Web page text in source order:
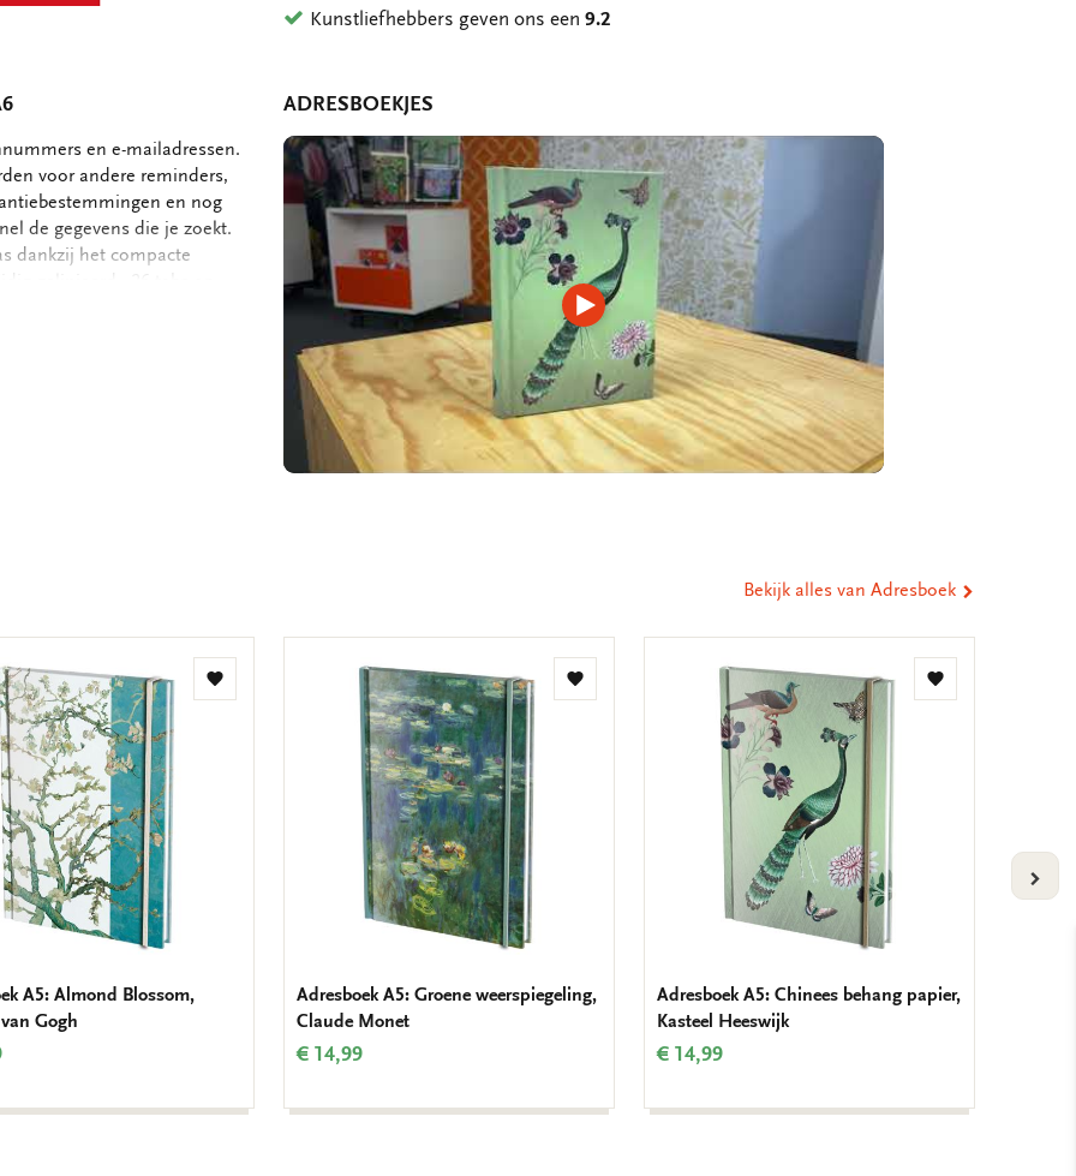
Kunstliefhebbers geven ons een9.2
en e-mailadressen.
voor andere reminders,
en nog
de gegevens die je zoekt.
dankzij het compacte
gelinieerd - 26 tabs op
- Gekleurde schutbladen -
ADRESBOEKJES
Video
afspelen
Bekijk alles van Adresboek
Toevoegen
A5: Almond Blossom,
Gogh
Toevoegen
Adresboek A5: Groene weerspiegeling,
Claude Monet
€ 14,99
Toevoegen
Adresboek A5: Chinees behang papier,
Kasteel Heeswijk
€ 14,99